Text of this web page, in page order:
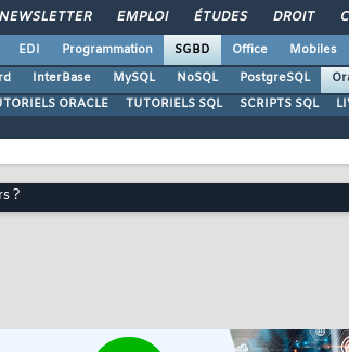
NEWSLETTER EMPLOI ÉTUDES DROIT
EDI Programmation SGBD Office Mobiles
InterBase MySQL NoSQL PostgreSQL
ORACLE TUTORIELS SQL SCRIPTS SQL
?